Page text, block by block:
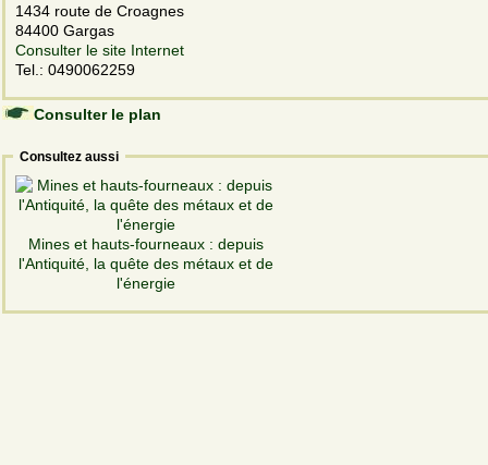
1434 route de Croagnes
84400 Gargas
Consulter le site Internet
Tel.: 0490062259
Consulter le plan
Consultez aussi
Mines et hauts-fourneaux : depuis
l'Antiquité, la quête des métaux et de
l'énergie